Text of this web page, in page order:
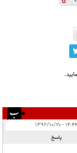
۱۴:۴۴ - ۱۳۹۲/۱۰/۲۰
پاسخ